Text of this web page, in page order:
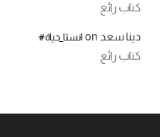
كتاب رائع
دينا سعد onانستا_حياة#
كتاب رائع